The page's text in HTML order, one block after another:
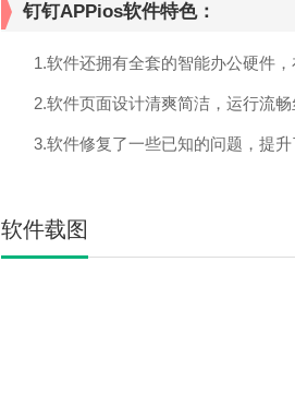
钉钉APPios软件特色：
1.软件还拥有全套的智能办公硬件，
2.软件页面设计清爽简洁，运行流畅
3.软件修复了一些已知的问题，提升
软件载图